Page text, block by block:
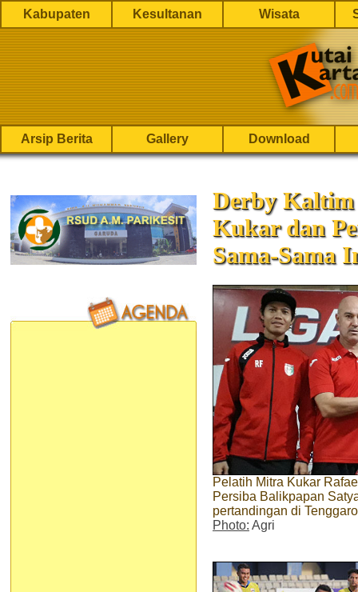
Kabupaten Kesultanan Wisata
Arsip Berita Gallery Download
Derby
Kukar dan
Sama-Sama
Pelatih Mitra Kukar
Persiba Balikpapan
pertandingan di
Photo: Agri